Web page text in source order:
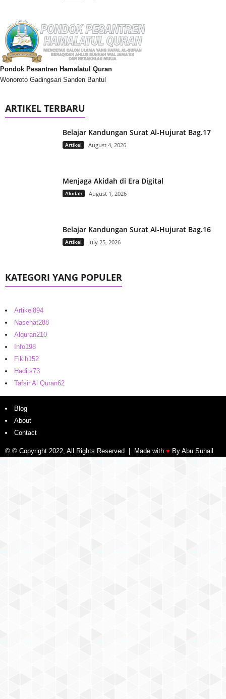
Pondok Pesantren Hamalatul Quran
Wonoroto Gadingsari Sanden Bantul
ARTIKEL TERBARU
Belajar Kandungan Surat Al-Hujurat Bag.17
Artikel August 4, 2026
Menjaga Akidah di Era Digital
Akidah August 1, 2026
Belajar Kandungan Surat Al-Hujurat Bag.16
Artikel July 25, 2026
KATEGORI YANG POPULER
Artikel894
Nasehat288
Alquran210
Info198
Fikih152
Hadits73
Tafsir Al Quran62
Blog
About
Contact
© © Copyright 2022, All Rights Reserved | Made with ♥ By Abu Suhail